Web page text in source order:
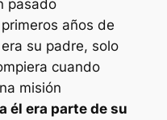
pasado
años de
su padre, solo
cuando
misión
él era parte de su